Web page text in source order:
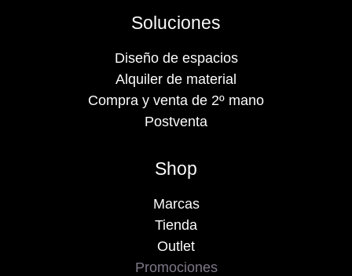
Soluciones
Diseño de espacios
Alquiler de material
Compra y venta de 2º mano
Postventa
Shop
Marcas
Tienda
Outlet
Promociones